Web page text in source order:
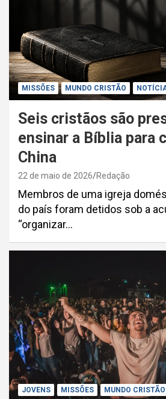
MISSÕES MUNDO CRISTÃO
Seis cristãos são
ensinar a Bíblia para
China
22 de maio de 2026 Redação
Membros de uma igreja
do país foram detidos sob a
“organizar…
JOVENS MISSÕES MUNDO CRISTÃO